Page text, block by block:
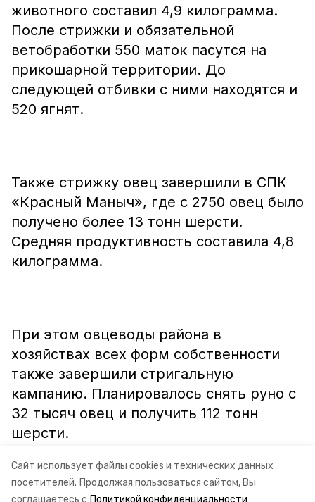
Сайт использует файлы cookies и технических данных
посетителей. Продолжая пользоваться сайтом, Вы
соглашаетесь с Политикой конфиденциальности
животного составил 4,9 килограмма.
После стрижки и обязательной
ветобработки 550 маток пасутся на
прикошарной территории. До
следующей отбивки с ними находятся и
520 ягнят.
Также стрижку овец завершили в СПК
«Красный Маныч», где с 2750 овец было
получено более 13 тонн шерсти.
Средняя продуктивность составила 4,8
килограмма.
При этом овцеводы района в
хозяйствах всех форм собственности
также завершили стригальную
кампанию. Планировалось снять руно с
32 тысяч овец и получить 112 тонн
шерсти.